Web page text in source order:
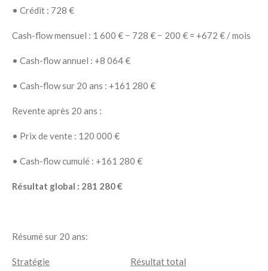
• Crédit : 728 €
Cash-flow mensuel : 1 600 € − 728 € − 200 € = +672 € / mois
• Cash-flow annuel : +8 064 €
• Cash-flow sur 20 ans : +161 280 €
Revente après 20 ans :
• Prix de vente : 120 000 €
• Cash-flow cumulé : +161 280 €
Résultat global : 281 280 €
Résumé sur 20 ans:
Stratégie Résultat total